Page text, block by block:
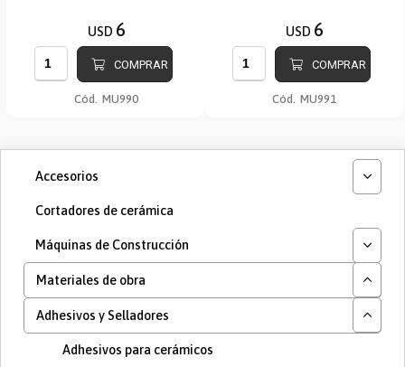
USD 6
COMPRAR
Cód. MU990
USD 6
COMPRAR
Cód. MU991
Accesorios
Cortadores de cerámica
Máquinas de Construcción
Materiales de obra
Adhesivos y Selladores
Adhesivos para cerámicos